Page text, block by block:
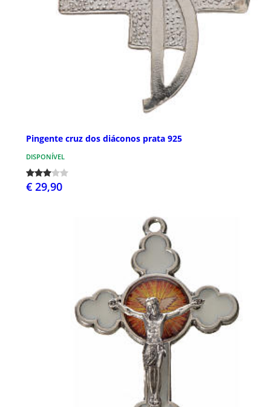
Pingente cruz dos diáconos prata 925
DISPONÍVEL
€ 29,90